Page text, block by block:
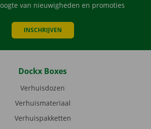
van nieuwigheden en promoties
INSCHRIJVEN
Dockx Boxes
Verhuisdozen
Verhuismateriaal
Verhuispakketten